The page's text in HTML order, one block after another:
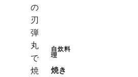
自炊料
理
焼き